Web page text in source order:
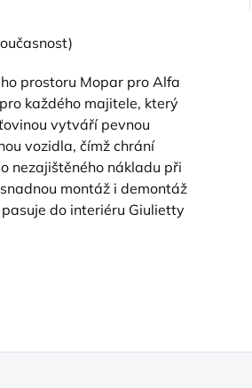
prostoru Mopar pro Alfa
každého majitele, který
vytváří pevnou
vozidla, čímž chrání
nezajištěného nákladu při
montáž i demontáž
do interiéru Giulietty